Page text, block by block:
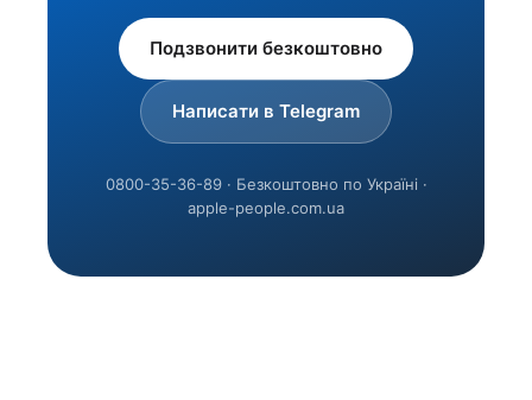
Подзвонити безкоштовно
Написати в Telegram
0800-35-36-89 · Безкоштовно по Україні ·
apple-people.com.ua